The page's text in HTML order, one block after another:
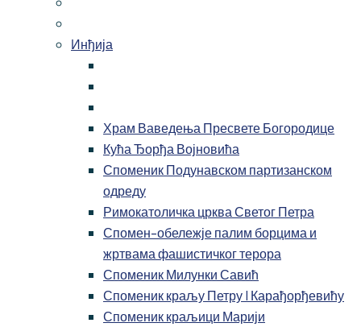
Инђија
Храм Ваведења Пресвете Богородице
Кућа Ђорђа Војновића
Споменик Подунавском партизанском
одреду
Римокатоличка црква Светог Петра
Спомен-обележје палим борцима и
жртвама фашистичког терора
Споменик Милунки Савић
Споменик краљу Петру I Карађорђевићу
Споменик краљици Марији